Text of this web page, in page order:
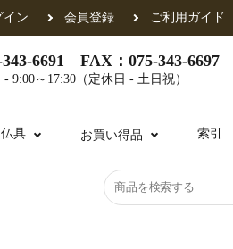
イン 会員登録 ご利用ガイド
6691 FAX：075-343-6697
9:00～17:30（定休日 - 土日祝）
各派共通
具 お買い得品 索引